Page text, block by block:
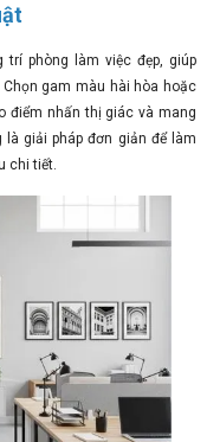
phòng làm việc đẹp, giúp
gam màu hài hòa hoặc
điểm nhấn thị giác và mang
giải pháp đơn giản để làm
chi tiết.